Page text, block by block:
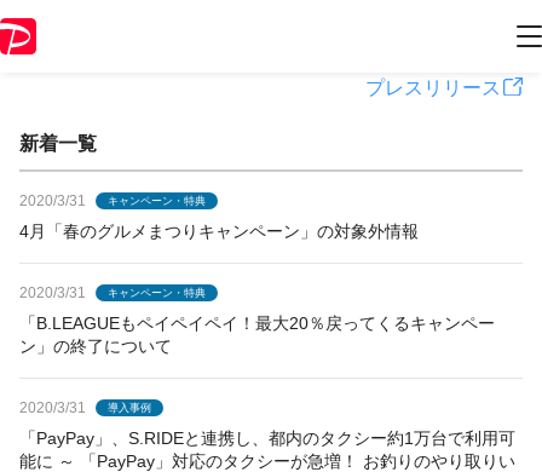
PayPayからのお知らせ
プレスリリース
新着一覧
2020/3/31 キャンペーン・特典
4月「春のグルメまつりキャンペーン」の対象外情報
2020/3/31 キャンペーン・特典
「B.LEAGUEもペイペイペイ！最大20％戻ってくるキャンペー
ン」の終了について
2020/3/31 導入事例
「PayPay」、S.RIDEと連携し、都内のタクシー約1万台で利用可
能に ～ 「PayPay」対応のタクシーが急増！ お釣りのやり取りい